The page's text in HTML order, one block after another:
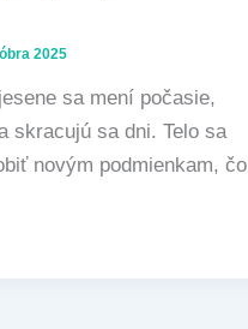
2025
sa mení počasie,
skracujú sa dni. Telo sa
novým podmienkam, čo